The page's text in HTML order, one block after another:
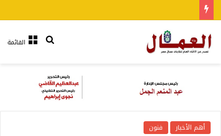
القائمةبحث عن
أهم الأخبار فنون